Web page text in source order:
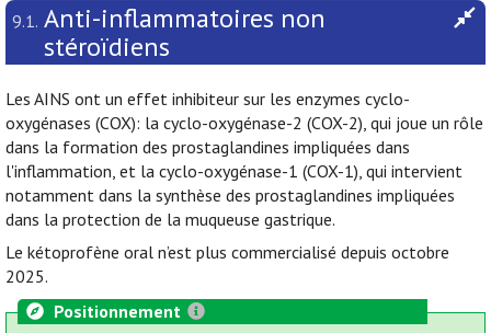
9.1. Anti-inflammatoires non
stéroïdiens
Les AINS ont un effet inhibiteur sur les enzymes cyclo-
oxygénases (COX): la cyclo-oxygénase-2 (COX-2), qui joue un rôle
dans la formation des prostaglandines impliquées dans
l'inflammation, et la cyclo-oxygénase-1 (COX-1), qui intervient
notamment dans la synthèse des prostaglandines impliquées
dans la protection de la muqueuse gastrique.
Le kétoprofène oral n’est plus commercialisé depuis octobre
2025.
Positionnement